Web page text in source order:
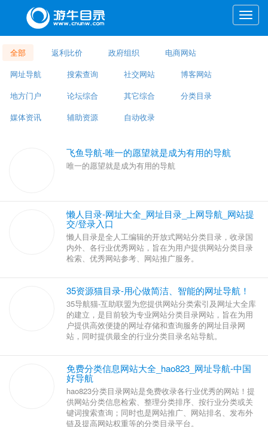
Toggle
全部 返利比价 政府组织
电商网站
网址导航
搜索查询 社交网站
博客网站
地方门户
论坛综合 其它综合
分类目录
媒体资讯
辅助资源 自动收录
飞鱼导航-唯一的愿望就是成为
有用的导航
懒人目录-网址大全_网址目录_上网导航_网
站提交/登录入口
懒人目录是全人工编辑的开放式网站分类目录，收
录国内外、各行业优秀网站，旨在为用户提供网站
分类目录检索、优秀网站参考、网站推广服务。
35资源猫目录-用心做简洁、智能的网址导航！
35导航猫-互助联盟为您提供网站分类索引及网址大全库的
建立，是目前较为专业网站分类目录网站，旨在为用户提
供高效便捷的网址存储和查询服务的网址目录网站，同时
提供最全的行业分类目录名站导航。
免费分类信息网站大全_hao823_网址导航-中国
好导航
hao823分类目录网站是免费收录各行业优秀的网站！提
供网站分类信息检索、整理分类排序、按行业分类或关
键词搜索查询；同时也是网站推广、网站排名、发布外
链及提高网站权重等的分类目录平台。